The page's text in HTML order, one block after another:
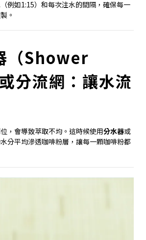
例如1:15）和每次注水的間隔，確保每一
。
（Shower
分流網：讓水流
，會導致萃取不均。這時候使用分水器或
分平均滲透咖啡粉層，讓每一顆咖啡粉都